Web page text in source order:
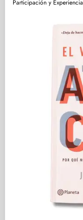
Participación y Experiencia